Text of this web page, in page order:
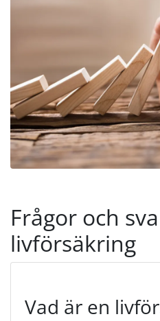
Frågor och
livförsäkring
Vad är en